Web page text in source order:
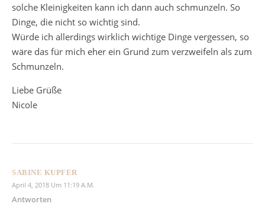
solche Kleinigkeiten kann ich dann auch schmunzeln. So
Dinge, die nicht so wichtig sind.
Würde ich allerdings wirklich wichtige Dinge vergessen, so
wäre das für mich eher ein Grund zum verzweifeln als zum
Schmunzeln.
Liebe Grüße
Nicole
SABINE KUPFER
April 4, 2018 Um 11:19 A.m.
Antworten